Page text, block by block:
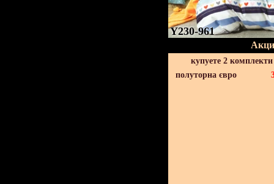
Y230-961
купуете 2
полуторна євро